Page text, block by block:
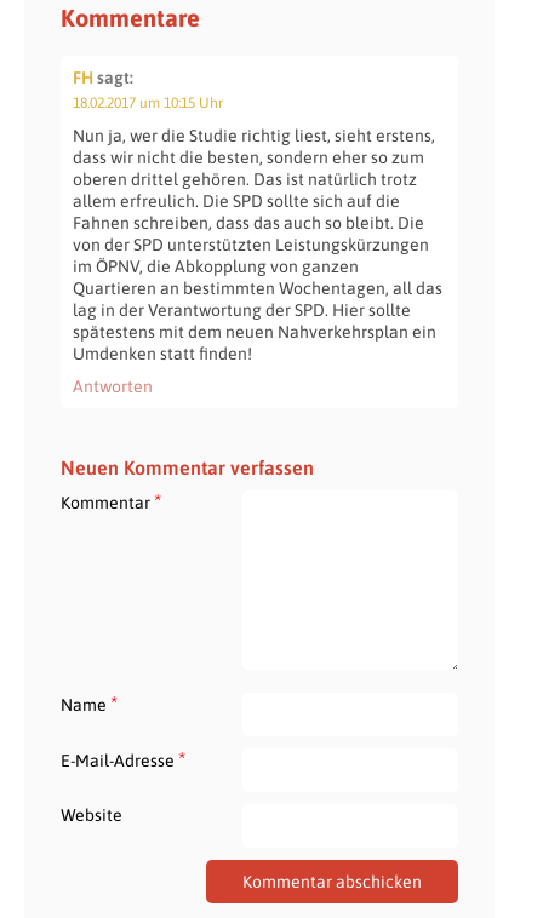
Kommentare
FH sagt:
18.02.2017 um 10:15 Uhr
Nun ja, wer die Studie richtig liest, sieht erstens,
dass wir nicht die besten, sondern eher so zum
oberen drittel gehören. Das ist natürlich trotz
allem erfreulich. Die SPD sollte sich auf die
Fahnen schreiben, dass das auch so bleibt. Die
von der SPD unterstützten Leistungskürzungen
im ÖPNV, die Abkopplung von ganzen
Quartieren an bestimmten Wochentagen, all das
lag in der Verantwortung der SPD. Hier sollte
spätestens mit dem neuen Nahverkehrsplan ein
Umdenken statt finden!
Antworten
Neuen Kommentar verfassen
Kommentar*
Name *
E-Mail-Adresse *
Website